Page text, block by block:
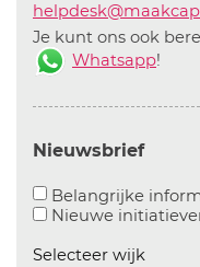
Je kunt ons ook
Whatsapp!
Nieuwsbrief
Belangrijke
Nieuwe
Selecteer wijk